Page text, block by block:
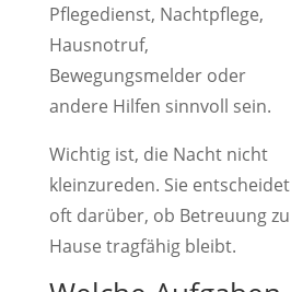
Pflegedienst, Nachtpflege,
Hausnotruf,
Bewegungsmelder oder
andere Hilfen sinnvoll sein.
Wichtig ist, die Nacht nicht
kleinzureden. Sie entscheidet
oft darüber, ob Betreuung zu
Hause tragfähig bleibt.